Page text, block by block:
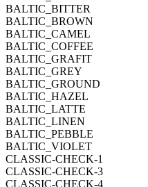
BALTIC_BITTER
BALTIC_BROWN
BALTIC_CAMEL
BALTIC_COFFEE
BALTIC_GRAFIT
BALTIC_GREY
BALTIC_GROUND
BALTIC_HAZEL
BALTIC_LATTE
BALTIC_LINEN
BALTIC_PEBBLE
BALTIC_VIOLET
CLASSIC-CHECK-1
CLASSIC-CHECK-3
CLASSIC-CHECK-4